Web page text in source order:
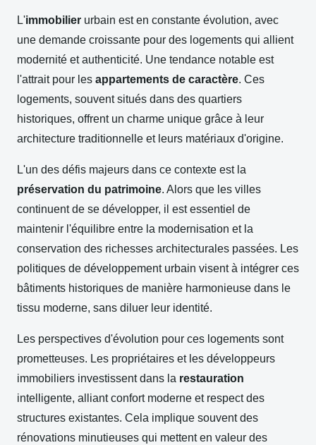
L'immobilier urbain est en constante évolution, avec
une demande croissante pour des logements qui allient
modernité et authenticité. Une tendance notable est
l'attrait pour les appartements de caractère. Ces
logements, souvent situés dans des quartiers
historiques, offrent un charme unique grâce à leur
architecture traditionnelle et leurs matériaux d'origine.
L'un des défis majeurs dans ce contexte est la
préservation du patrimoine. Alors que les villes
continuent de se développer, il est essentiel de
maintenir l'équilibre entre la modernisation et la
conservation des richesses architecturales passées. Les
politiques de développement urbain visent à intégrer ces
bâtiments historiques de manière harmonieuse dans le
tissu moderne, sans diluer leur identité.
Les perspectives d'évolution pour ces logements sont
prometteuses. Les propriétaires et les développeurs
immobiliers investissent dans la restauration
intelligente, alliant confort moderne et respect des
structures existantes. Cela implique souvent des
rénovations minutieuses qui mettent en valeur des